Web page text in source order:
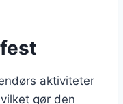
aktiviteter
gør den